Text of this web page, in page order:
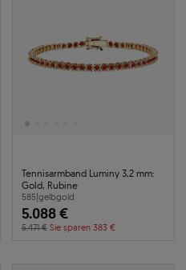
Tennisarmband Luminy 3,2 mm:
Gold, Rubine
585|gelbgold
5.088 €
5.471 € Sie sparen 383 €